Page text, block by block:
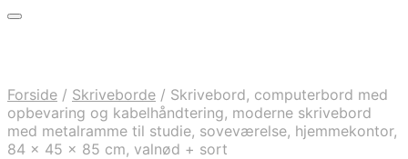
Forside / Skriveborde / Skrivebord, computerbord med
opbevaring og kabelhåndtering, moderne skrivebord
med metalramme til studie, soveværelse, hjemmekontor,
84 x 45 x 85 cm, valnød + sort